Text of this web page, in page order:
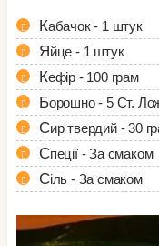
Кабачок - 1 штук
Яйце - 1 штук
Кефір - 100 грам
Борошно - 5 Ст.
Сир твердий - 30
Спеції - За смаком
Сіль - За смаком